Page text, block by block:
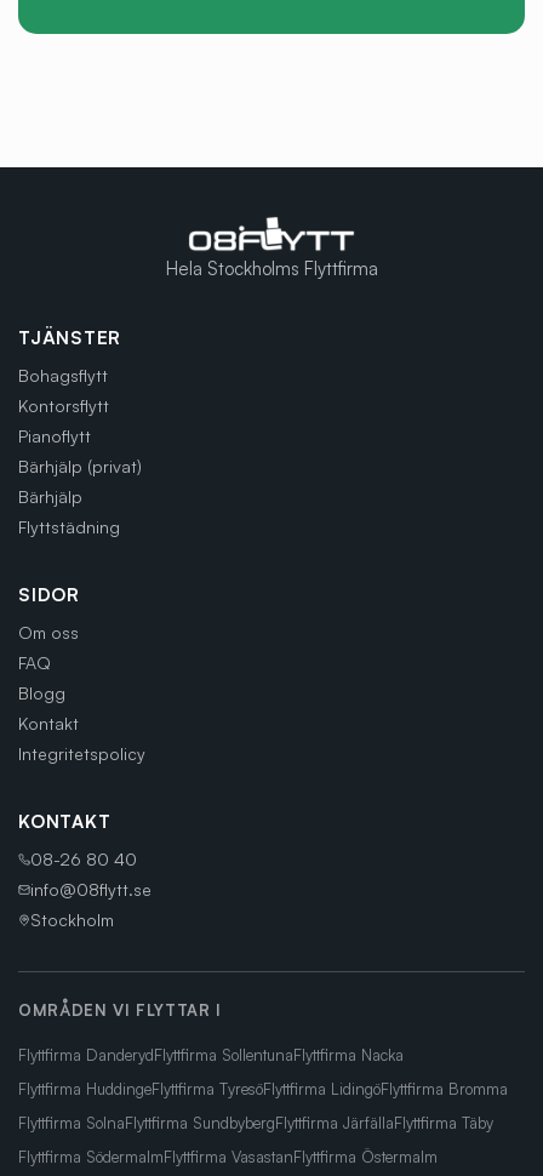
Hela Stockholms Flyttfirma
TJÄNSTER
Bohagsflytt
Kontorsflytt
Pianoflytt
Bärhjälp (privat)
Bärhjälp
Flyttstädning
SIDOR
Om oss
FAQ
Blogg
Kontakt
Integritetspolicy
KONTAKT
08-26 80 40
info@08flytt.se
Stockholm
OMRÅDEN VI FLYTTAR I
Flyttfirma DanderydFlyttfirma SollentunaFlyttfirma Nacka
Flyttfirma HuddingeFlyttfirma TyresöFlyttfirma LidingöFlyttfirma Bromma
Flyttfirma SolnaFlyttfirma SundbybergFlyttfirma JärfällaFlyttfirma Täby
Flyttfirma SödermalmFlyttfirma VasastanFlyttfirma Östermalm